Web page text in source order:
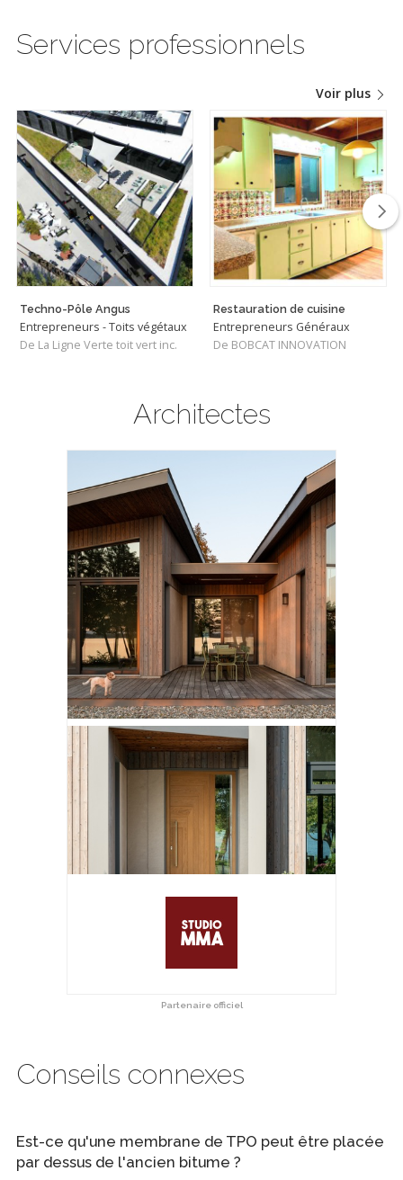
Services professionnels
Voir plus
Techno-Pôle Angus
Entrepreneurs - Toits végétaux
De La Ligne Verte toit vert inc.
Restauration de cuisine
Entrepreneurs Généraux
De BOBCAT INNOVATION
Architectes
Partenaire officiel
Conseils connexes
Est-ce qu'une membrane de TPO peut être placée
par dessus de l'ancien bitume ?